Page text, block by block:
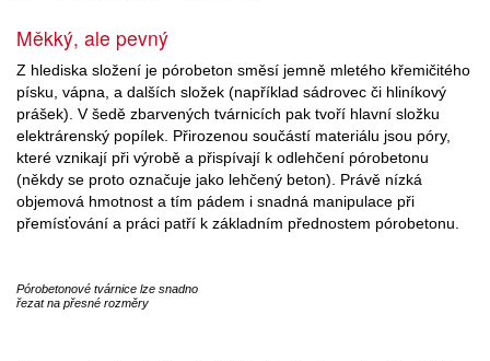
Měkký, ale pevný
Z hlediska složení je pórobeton směsí jemně mletého křemičitého
písku, vápna, a dalších složek (například sádrovec či hliníkový
prášek). V šedě zbarvených tvárnicích pak tvoří hlavní složku
elektrárenský popílek. Přirozenou součástí materiálu jsou póry,
které vznikají při výrobě a přispívají k odlehčení pórobetonu
(někdy se proto označuje jako lehčený beton). Právě nízká
objemová hmotnost a tím pádem i snadná manipulace při
přemísťování a práci patří k základním přednostem pórobetonu.
Pórobetonové tvárnice lze snadno
řezat na přesné rozměry